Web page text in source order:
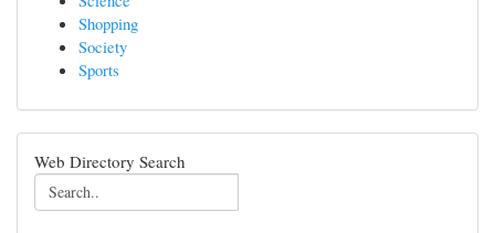
Shopping
Society
Sports
Web Directory Search